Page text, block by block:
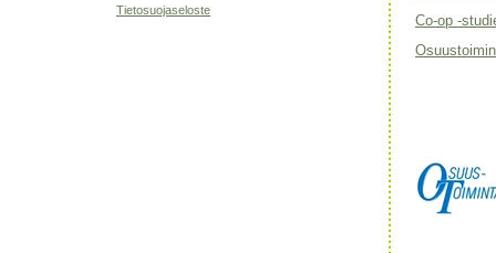
Tietosuojaseloste
Co-op -